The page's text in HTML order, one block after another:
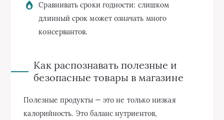
Сравнивать сроки годности: слишком
длинный срок может означать много
консервантов.
Как распознавать полезные и
безопасные товары в магазине
Полезные продукты — это не только низкая
калорийность. Это баланс нутриентов,